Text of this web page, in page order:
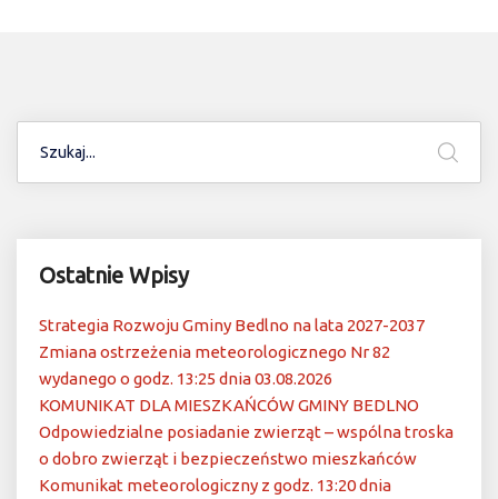
Ostatnie Wpisy
Strategia Rozwoju Gminy Bedlno na lata 2027-2037
Zmiana ostrzeżenia meteorologicznego Nr 82
wydanego o godz. 13:25 dnia 03.08.2026
KOMUNIKAT DLA MIESZKAŃCÓW GMINY BEDLNO
Odpowiedzialne posiadanie zwierząt – wspólna troska
o dobro zwierząt i bezpieczeństwo mieszkańców
Komunikat meteorologiczny z godz. 13:20 dnia